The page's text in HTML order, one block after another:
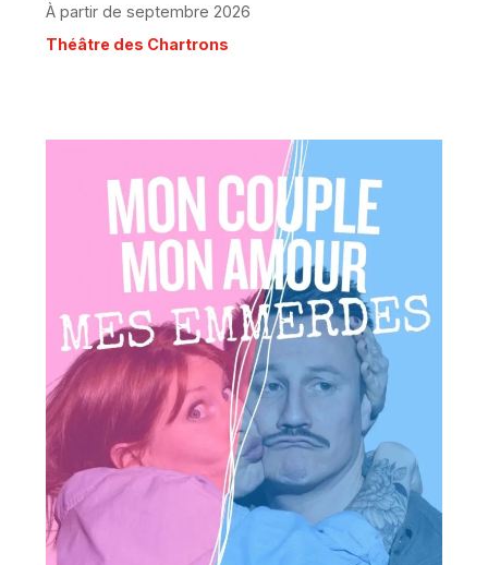
À partir de septembre 2026
Théâtre des Chartrons